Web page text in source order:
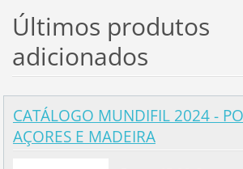
Últimos produtos
adicionados
CATÁLOGO MUNDIFIL 2024 -
AÇORES E MADEIRA